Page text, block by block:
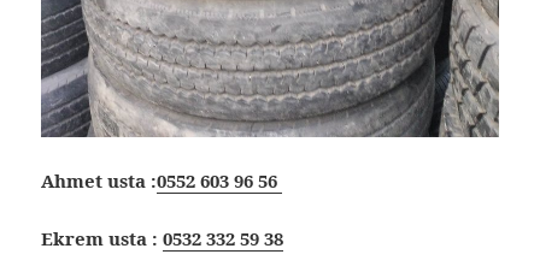
Ahmet usta :0552 603 96 56
Ekrem usta :0532 332 59 38